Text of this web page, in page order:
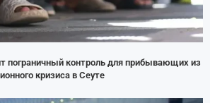
пограничный контроль для прибывающих из
кризиса в Сеуте